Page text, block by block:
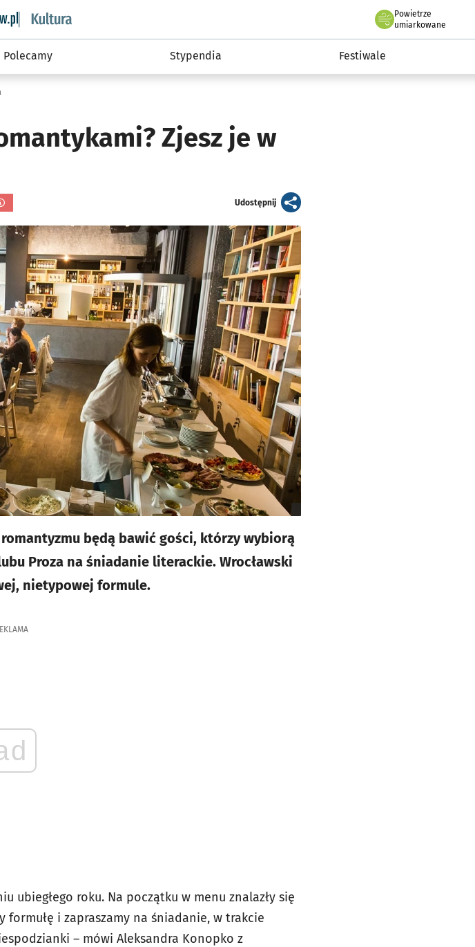
wroclaw.pl podserwis: Kultura
Powietrze
we Wrocławiu
umiarkowane
Polecamy Stypendia Festiwale
Zjesz je w
Udostępnijartykuł
będą bawić gości, którzy wybiorą
Proza na śniadanie literackie. Wrocławski
nietypowej formule.
ubiegłego roku. Na początku w menu znalazły się
i zapraszamy na śniadanie, w trakcie
– mówi Aleksandra Konopko z